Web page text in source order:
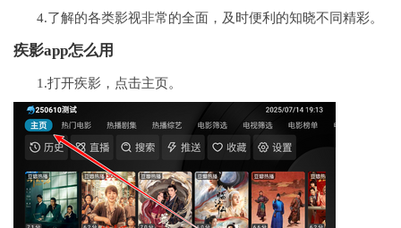
4.了解的各类影视非常的全面，及时便利的知晓不同精彩。
疾影app怎么用
1.打开疾影，点击主页。